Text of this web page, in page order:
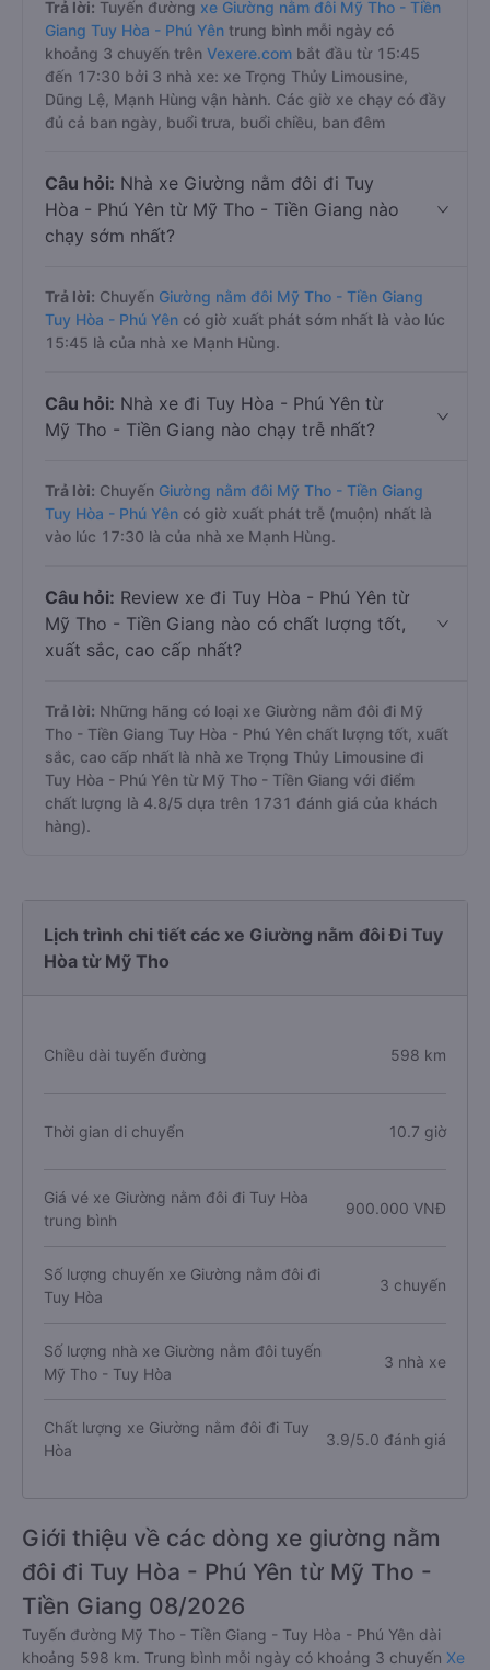
Trả lời: Tuyến đường xe Giường nằm đôi Mỹ Tho - Tiền
Giang Tuy Hòa - Phú Yên trung bình mỗi ngày có
khoảng 3 chuyến trên Vexere.com bắt đầu từ 15:45
đến 17:30 bởi 3 nhà xe: xe Trọng Thủy Limousine,
Dũng Lệ, Mạnh Hùng vận hành. Các giờ xe chạy có đầy
đủ cả ban ngày, buổi trưa, buổi chiều, ban đêm
Câu hỏi: Nhà xe Giường nằm đôi đi Tuy
Hòa - Phú Yên từ Mỹ Tho - Tiền Giang nào
chạy sớm nhất?
Trả lời: Chuyến Giường nằm đôi Mỹ Tho - Tiền Giang
Tuy Hòa - Phú Yên có giờ xuất phát sớm nhất là vào lúc
15:45 là của nhà xe Mạnh Hùng.
Câu hỏi: Nhà xe đi Tuy Hòa - Phú Yên từ
Mỹ Tho - Tiền Giang nào chạy trễ nhất?
Trả lời: Chuyến Giường nằm đôi Mỹ Tho - Tiền Giang
Tuy Hòa - Phú Yên có giờ xuất phát trễ (muộn) nhất là
vào lúc 17:30 là của nhà xe Mạnh Hùng.
Câu hỏi: Review xe đi Tuy Hòa - Phú Yên từ
Mỹ Tho - Tiền Giang nào có chất lượng tốt,
xuất sắc, cao cấp nhất?
Trả lời: Những hãng có loại xe Giường nằm đôi đi Mỹ
Tho - Tiền Giang Tuy Hòa - Phú Yên chất lượng tốt, xuất
sắc, cao cấp nhất là nhà xe Trọng Thủy Limousine đi
Tuy Hòa - Phú Yên từ Mỹ Tho - Tiền Giang với điểm
chất lượng là 4.8/5 dựa trên 1731 đánh giá của khách
hàng).
Lịch trình chi tiết các xe Giường nằm đôi Đi Tuy
Hòa từ Mỹ Tho
Chiều dài tuyến đường 598 km
Thời gian di chuyển 10.7 giờ
Giá vé xe Giường nằm đôi đi Tuy Hòa
trung bình
900.000 VNĐ
Số lượng chuyến xe Giường nằm đôi đi
Tuy Hòa
3 chuyến
Số lượng nhà xe Giường nằm đôi tuyến
Mỹ Tho - Tuy Hòa
3 nhà xe
Chất lượng xe Giường nằm đôi đi Tuy
Hòa
3.9/5.0 đánh giá
Giới thiệu về các dòng xe giường nằm
đôi đi Tuy Hòa - Phú Yên từ Mỹ Tho -
Tiền Giang 08/2026
Tuyến đường Mỹ Tho - Tiền Giang - Tuy Hòa - Phú Yên dài
khoảng 598 km. Trung bình mỗi ngày có khoảng 3 chuyến Xe